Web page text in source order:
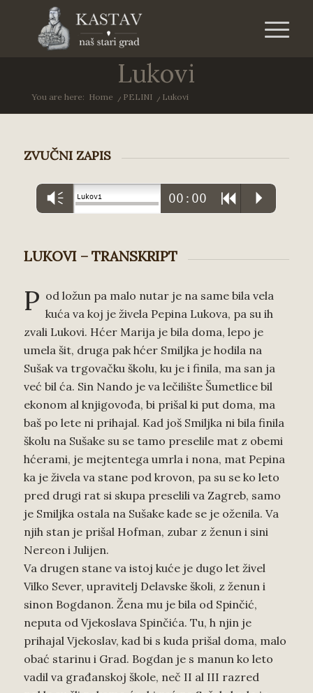
Lukovi
You are here: Home / PELINI / Lukovi
ZVUČNI ZAPIS
Vm Lukovi 00:00 R P
LUKOVI – TRANSKRIPT
P od ložun pa malo nutar je na same bila vela
kuća va koj je živela Pepina Lukova, pa su ih
zvali Lukovi. Hćer Marija je bila doma, lepo je
umela šit, druga pak hćer Smiljka je hodila na
Sušak va trgovačku školu, ku je i finila, ma san ja
već bil ća. Sin Nando je va lečilište Šumetlice bil
ekonom al knjigovođa, bi prišal ki put doma, ma
baš po lete ni prihajal. Kad još Smiljka ni bila finila
školu na Sušake su se tamo preselile mat z obemi
hćerami, je mejtentega umrla i nona, mat Pepina
ka je živela va stane pod krovon, pa su se ko leto
pred drugi rat si skupa preselili va Zagreb, samo
je Smiljka ostala na Sušake kade se je oženila. Va
njih stan je prišal Hofman, zubar z ženun i sini
Nereon i Julijen.
Va drugen stane va istoj kuće je dugo let živel
Vilko Sever, upravitelj Delavske školi, z ženun i
sinon Bogdanon. Žena mu je bila od Spinčić,
neputa od Vjekoslava Spinčića. Tu, h njin je
prihajal Vjekoslav, kad bi s kuda prišal doma, malo
obać starinu i Grad. Bogdan je s manun ko leto
vadil va građanskoj škole, neč II al III razred